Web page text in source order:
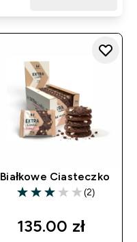
Białkowe Ciasteczko
3 out of 5 stars
(2)
135.00 zł‎